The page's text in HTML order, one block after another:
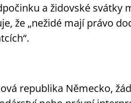
a židovské svátky
že „nežidé mají právo
republika Německo,